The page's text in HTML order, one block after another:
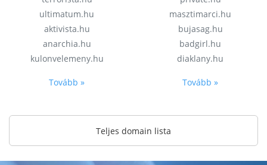
ultimatum.hu
aktivista.hu
anarchia.hu
kulonvelemeny.hu
Tovább »
masztimarci.hu
bujasag.hu
badgirl.hu
diaklany.hu
Tovább »
Teljes domain lista